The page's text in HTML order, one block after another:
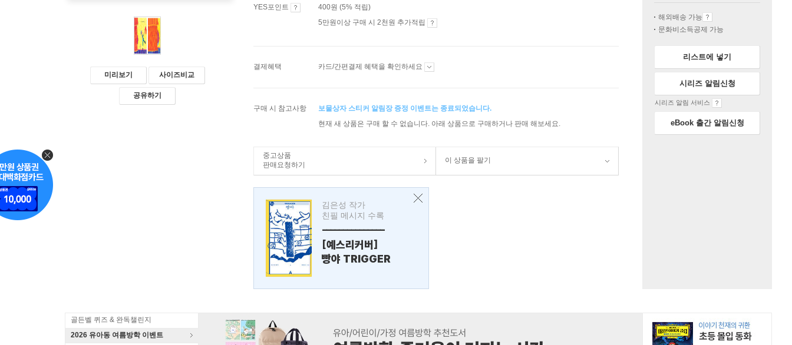
미리보기 사이즈비교
공유하기
YES포인트
400원 (5% 적립)
5만원이상 구매 시 2천원 추가적립
결제혜택 카드/간편결제 혜택을 확인하세요
구매 시 참고사항
보물상자 스티커 알림장 증정 이벤트는 종료되었습니다.
현재 새 상품은 구매 할 수 없습니다. 아래 상품으로 구매하거나 판매 해보세요.
중고상품
판매요청하기
이 상품을 팔기
김은성 작가
친필 메시지 수록
---------------
[예스리커버]
빵야 TRIGGER
해외배송 가능
문화비소득공제 가능
리스트에 넣기
시리즈 알림신청
시리즈 알림 서비스
eBook 출간 알림신청
골든벨 퀴즈 & 완독챌린지
2026 유아동 여름방학 이벤트